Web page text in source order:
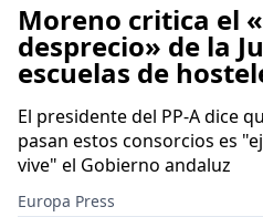
Moreno critica el
desprecio» de la
escuelas de
El presidente del PP-A dice
pasan estos consorcios es
vive" el Gobierno andaluz
Europa Press